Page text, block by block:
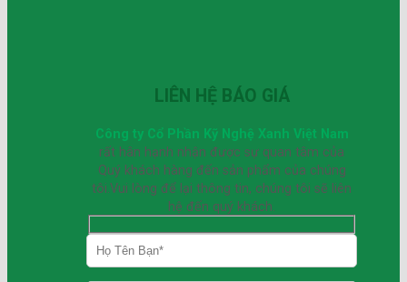
LIÊN HỆ BÁO GIÁ
Công ty Cổ Phần Kỹ Nghệ Xanh Việt Nam
rất hân hạnh nhận được sự quan tâm của
Quý khách hàng đến sản phẩm của chúng
tôi.Vui lòng để lại thông tin, chúng tôi sẽ liên
hệ đến quý khách.